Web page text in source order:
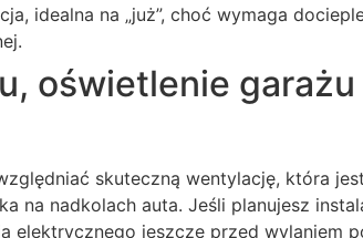
idealna na „już”, choć wymaga
oświetlenie
skuteczną wentylację, która
na nadkolach auta. Jeśli planujesz
elektrycznego jeszcze przed wylaniem